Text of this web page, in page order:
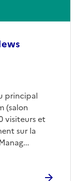
principal
(salon
visiteurs et
sur la